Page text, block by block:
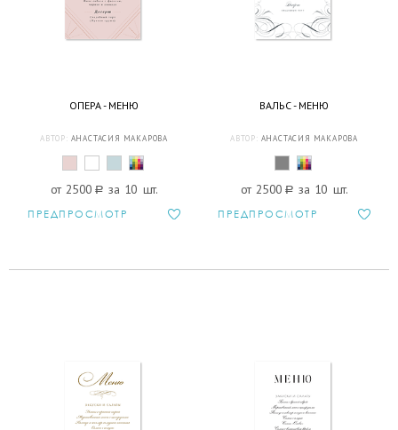
ОПЕРА - МЕНЮ
АВТОР: АНАСТАСИЯ МАКАРОВА
от 2500 a за 10 шт.
ПРЕДПРОСМОТР
ВАЛЬС - МЕНЮ
АВТОР: АНАСТАСИЯ МАКАРОВА
от 2500 a за 10 шт.
ПРЕДПРОСМОТР